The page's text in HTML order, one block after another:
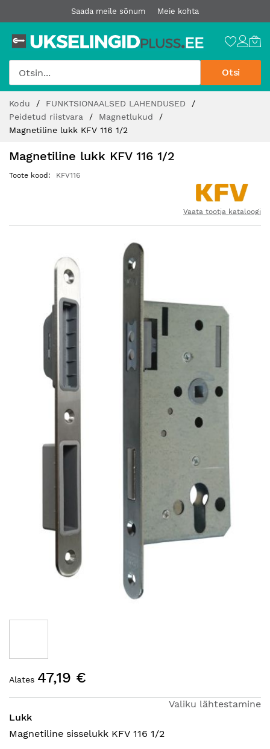
Saada meile sõnum Meie kohta
Otsi
sisu
juurde
Kodu
FUNKTSIONAALSED LAHENDUSED
Peidetud riistvara
Magnetlukud
Magnetiline lukk KFV 116 1/2
Magnetiline lukk KFV 116 1/2
Toote kood KFV116
Vaata tootja kataloogi
pildigalerii
Alates 47,19 €
Valiku lähtestamine
Lukk
Magnetiline sisselukk KFV 116 1/2